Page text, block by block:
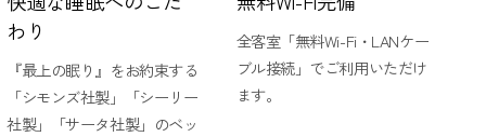
わり
『最上の眠り』をお約束する
「シモンズ社製」「シーリー
社製」「サータ社製」のベッ
全客室「無料Wi-Fi・LANケー
ブル接続」でご利用いただけ
ます。